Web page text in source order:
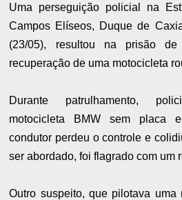
Uma perseguição policial na
Campos Elíseos, Duque de
(23/05), resultou na prisão
recuperação de uma motocicleta
Durante patrulhamento,
motocicleta BMW sem placa
condutor perdeu o controle e
ser abordado, foi flagrado com um
Outro suspeito, que pilotava uma